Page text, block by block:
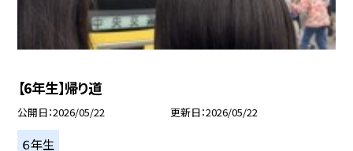
【6年生】帰り道
公開日 2026/05/22 更新日 2026/05/22
６年生